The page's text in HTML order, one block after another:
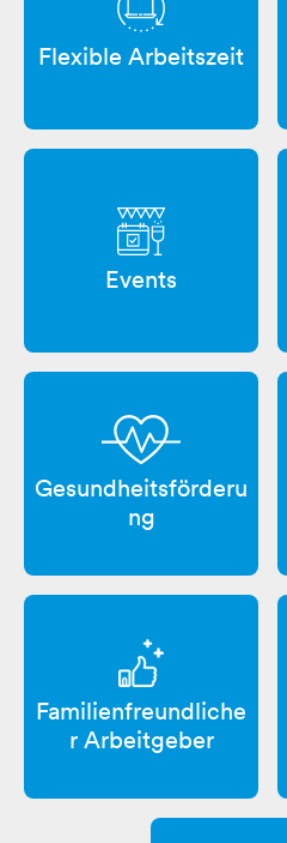
Flexible Arbeitszeit
Events
Gesundheitsförderu
ng
Familienfreundliche
r Arbeitgeber